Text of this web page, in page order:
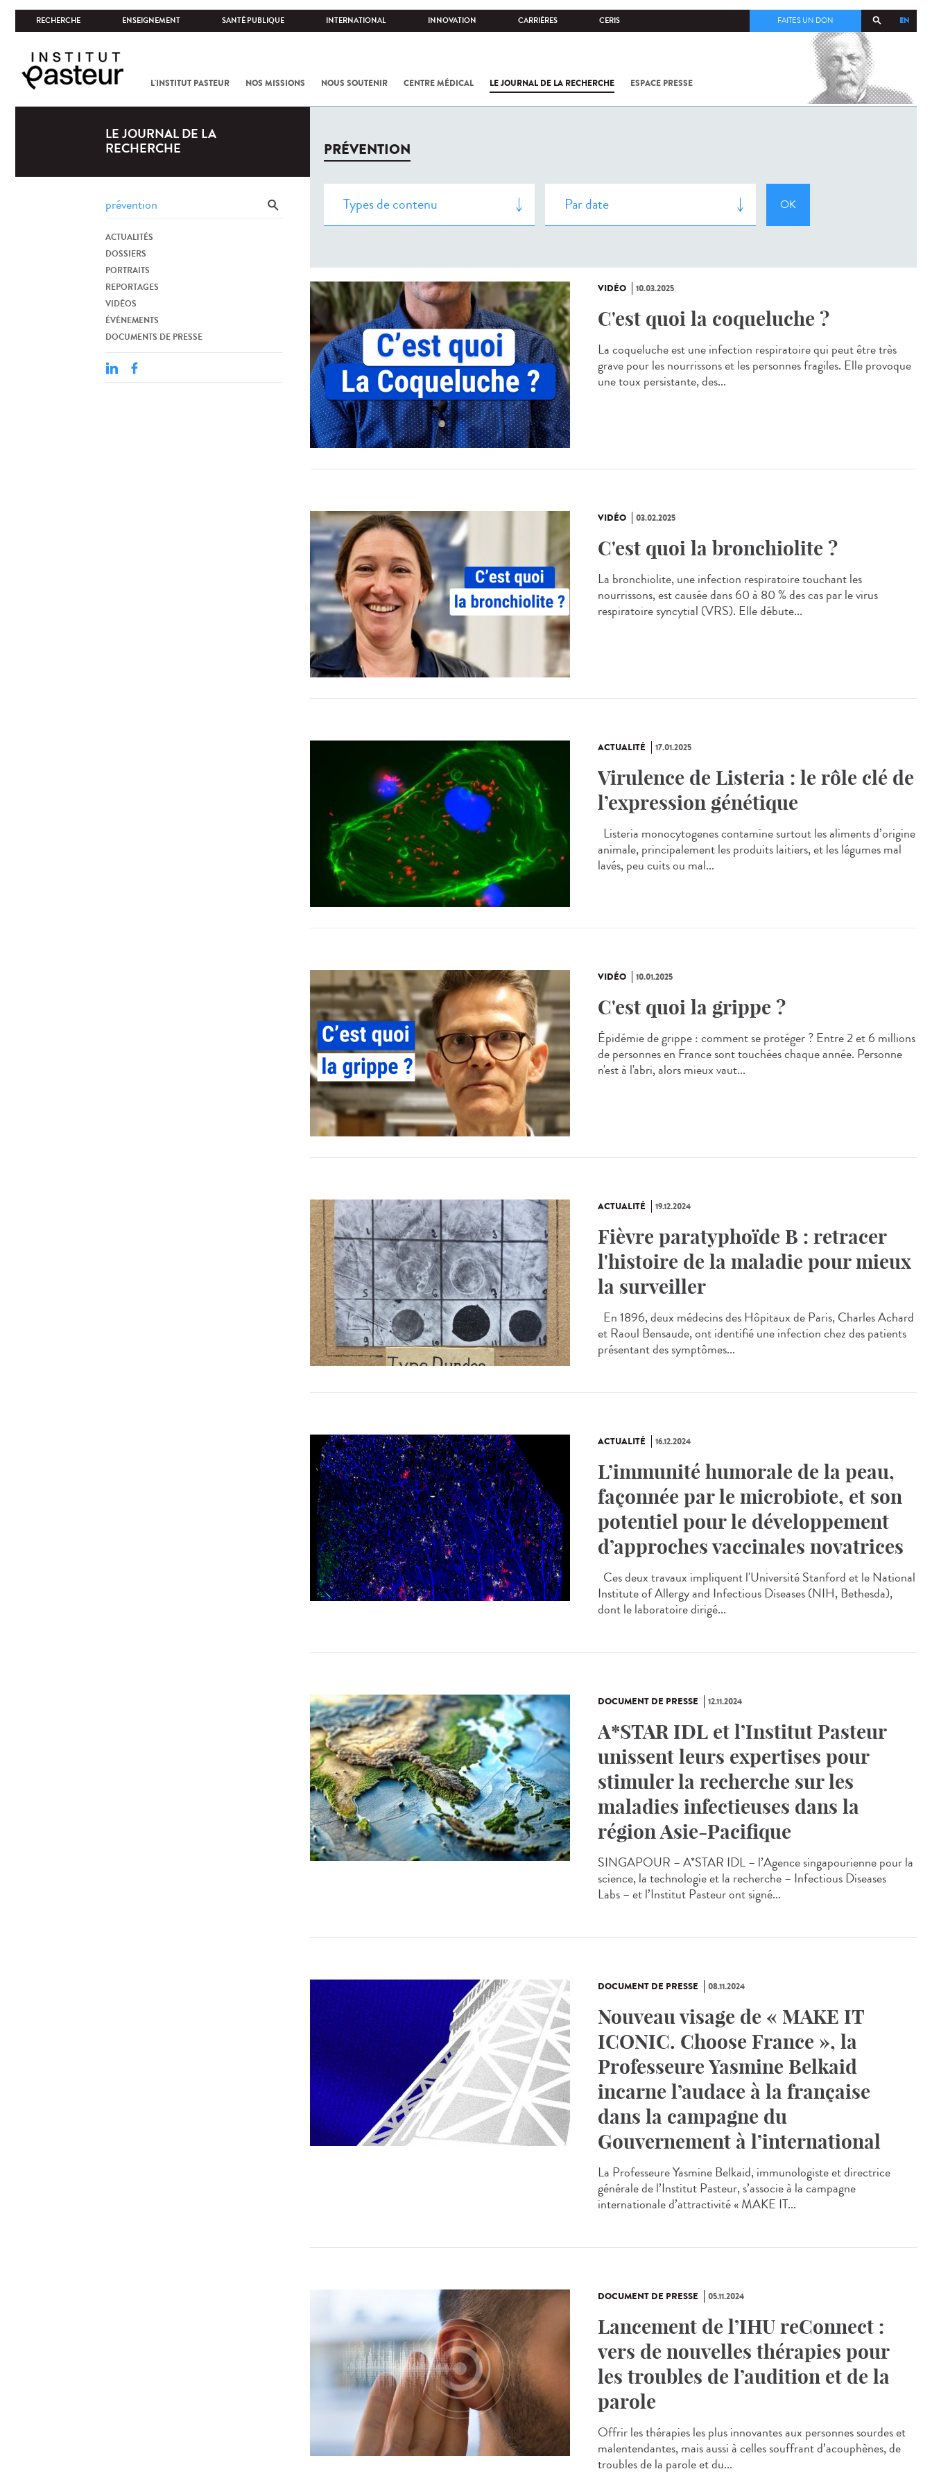
RECHERCHE ENSEIGNEMENT SANTÉ PUBLIQUE INTERNATIONAL INNOVATION CARRIÈRES CERIS EN
FAITES UN DON
L'INSTITUT PASTEUR NOS MISSIONS NOUS SOUTENIR CENTRE MÉDICAL LE JOURNAL DE LA RECHERCHE ESPACE PRESSE
COV-2 /
LE JOURNAL DE LA
RECHERCHE
ACTUALITÉS
DOSSIERS
PORTRAITS
REPORTAGES
VIDÉOS
ÉVÉNEMENTS
DOCUMENTS DE PRESSE
PRÉVENTION
VIDÉO 10.03.2025
C'est quoi la coqueluche ?
La coqueluche est une infection respiratoire qui peut être très
grave pour les nourrissons et les personnes fragiles. Elle provoque
une toux persistante, des...
VIDÉO 03.02.2025
C'est quoi la bronchiolite ?
La bronchiolite, une infection respiratoire touchant les
nourrissons, est causée dans 60 à 80 % des cas par le virus
respiratoire syncytial (VRS). Elle débute...
ACTUALITÉ 17.01.2025
Virulence de Listeria : le rôle clé de
l’expression génétique
Listeria monocytogenes contamine surtout les aliments d’origine
animale, principalement les produits laitiers, et les légumes mal
lavés, peu cuits ou mal...
VIDÉO 10.01.2025
C'est quoi la grippe ?
Épidémie de grippe : comment se protéger ? Entre 2 et 6 millions
de personnes en France sont touchées chaque année. Personne
n'est à l'abri, alors mieux vaut...
ACTUALITÉ 19.12.2024
Fièvre paratyphoïde B : retracer
l'histoire de la maladie pour mieux
la surveiller
En 1896, deux médecins des Hôpitaux de Paris, Charles Achard
et Raoul Bensaude, ont identifié une infection chez des patients
présentant des symptômes...
ACTUALITÉ 16.12.2024
L’immunité humorale de la peau,
façonnée par le microbiote, et son
potentiel pour le développement
d’approches vaccinales novatrices
Ces deux travaux impliquent l'Université Stanford et le National
Institute of Allergy and Infectious Diseases (NIH, Bethesda),
dont le laboratoire dirigé...
DOCUMENT DE PRESSE 12.11.2024
A*STAR IDL et l’Institut Pasteur
unissent leurs expertises pour
stimuler la recherche sur les
maladies infectieuses dans la
région Asie-Pacifique
SINGAPOUR – A*STAR IDL – l’Agence singapourienne pour la
science, la technologie et la recherche – Infectious Diseases
Labs – et l’Institut Pasteur ont signé...
DOCUMENT DE PRESSE 08.11.2024
Nouveau visage de « MAKE IT
ICONIC. Choose France », la
Professeure Yasmine Belkaid
incarne l’audace à la française
dans la campagne du
Gouvernement à l’international
La Professeure Yasmine Belkaid, immunologiste et directrice
générale de l’Institut Pasteur, s’associe à la campagne
internationale d’attractivité « MAKE IT...
DOCUMENT DE PRESSE 05.11.2024
Lancement de l’IHU reConnect :
vers de nouvelles thérapies pour
les troubles de l’audition et de la
parole
Offrir les thérapies les plus innovantes aux personnes sourdes et
malentendantes, mais aussi à celles souffrant d’acouphènes, de
troubles de la parole et du...